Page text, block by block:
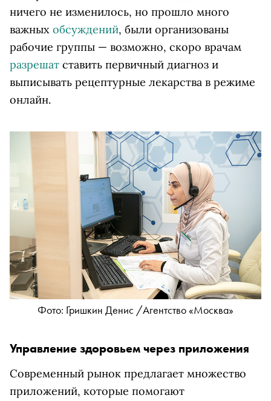
ничего не изменилось, но прошло много
важных обсуждений, были организованы
рабочие группы — возможно, скоро врачам
разрешат ставить первичный диагноз и
выписывать рецептурные лекарства в режиме
онлайн.
Фото: Гришкин Денис /Агентство «Москва»
Управление здоровьем через приложения
Современный рынок предлагает множество
приложений, которые помогают